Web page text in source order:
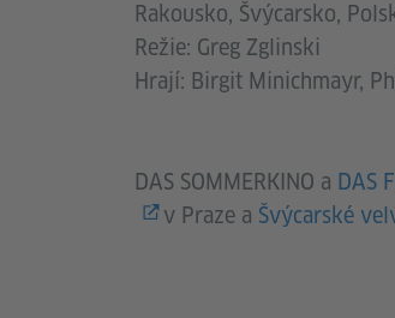
Rakousko, Švýcarsko,
Režie: Greg Zglinski
Hrají: Birgit Minichmayr,
DAS SOMMERKINO a DAS
v Praze a Švýcarské